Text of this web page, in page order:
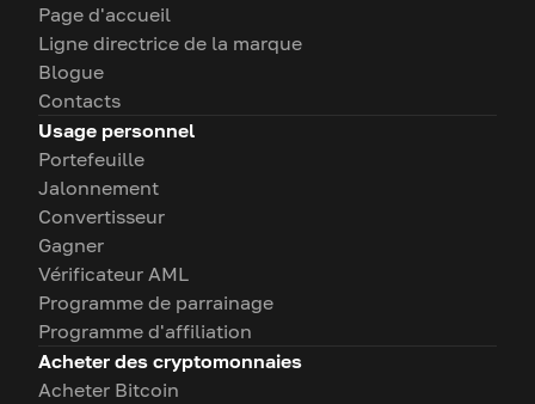
Page d'accueil
Ligne directrice de la marque
Blogue
Contacts
Usage personnel
Portefeuille
Jalonnement
Convertisseur
Gagner
Vérificateur AML
Programme de parrainage
Programme d'affiliation
Acheter des cryptomonnaies
Acheter Bitcoin